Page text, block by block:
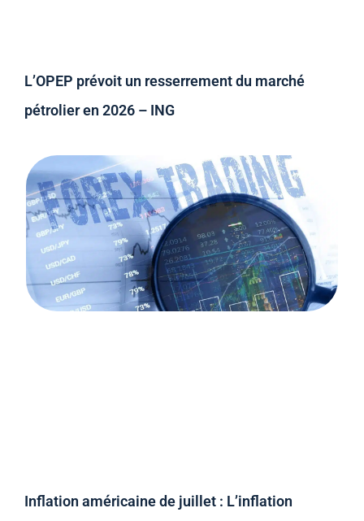
L’OPEP prévoit un resserrement du marché
pétrolier en 2026 – ING
Inflation américaine de juillet : L’inflation